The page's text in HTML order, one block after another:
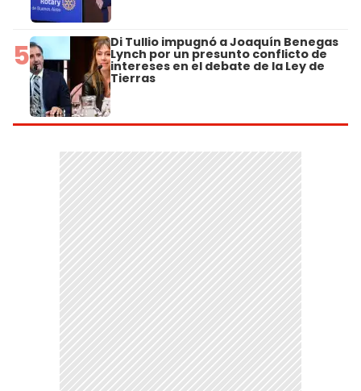
5 Di Tullio impugnó a Joaquín Benegas
Lynch por un presunto conflicto de
intereses en el debate de la Ley de
Tierras